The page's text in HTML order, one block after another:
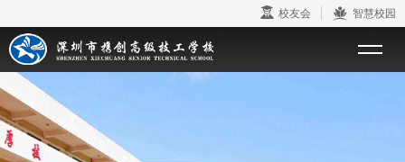
校友会 智慧校园